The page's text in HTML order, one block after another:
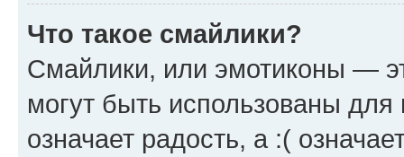
Что такое смайлики?
Смайлики, или эмотиконы —
могут быть использованы
означает радость, а :(